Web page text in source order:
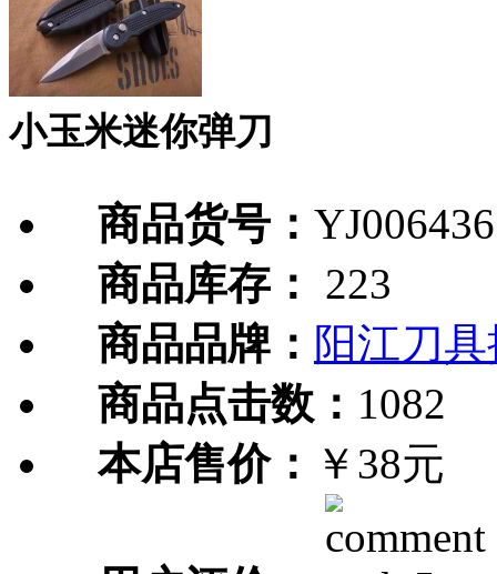
小玉米迷你弹刀
商品货号： YJ006436
商品库存：
223
商品品牌： 阳江刀
商品点击数： 1082
本店售价： ￥38元